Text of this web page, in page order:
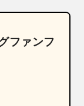
ファンフ